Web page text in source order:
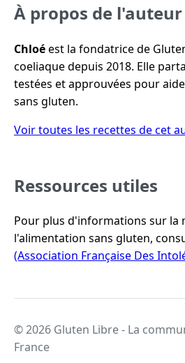
À propos de l'auteur
Chloéest la fondatrice de
coeliaque depuis 2018. Elle
testées et approuvées pour
sans gluten.
Voir toutes les recettes de cet
Ressources utiles
Pour plus d'informations sur la
l'alimentation sans gluten,
(Association Française Des
© 2026 Gluten Libre - La
France